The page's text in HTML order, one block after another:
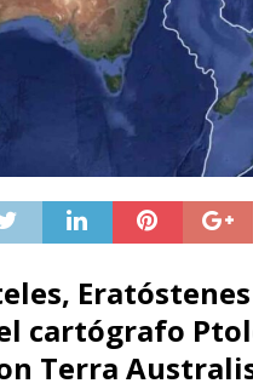
cartógrafo
Terra